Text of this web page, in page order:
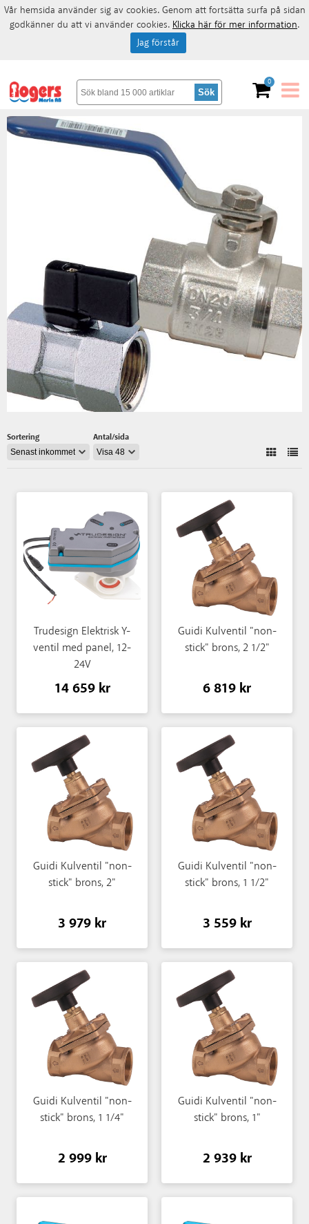
0
Sortering Antal/sida
Trudesign Elektrisk Y-
ventil med panel, 12-
24V
14 659 kr
Guidi Kulventil "non-
stick" brons, 2 1/2"
6 819 kr
Guidi Kulventil "non-
stick" brons, 2"
3 979 kr
Guidi Kulventil "non-
stick" brons, 1 1/2"
3 559 kr
Guidi Kulventil "non-
stick" brons, 1 1/4"
2 999 kr
Guidi Kulventil "non-
stick" brons, 1"
2 939 kr
Vår hemsida använder sig av cookies. Genom att fortsätta surfa på sidan
godkänner du att vi använder cookies. Klicka här för mer information.
Jag förstår